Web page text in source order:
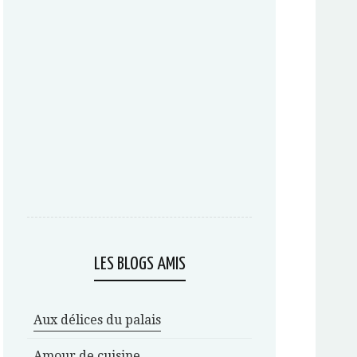
LES BLOGS AMIS
Aux délices du palais